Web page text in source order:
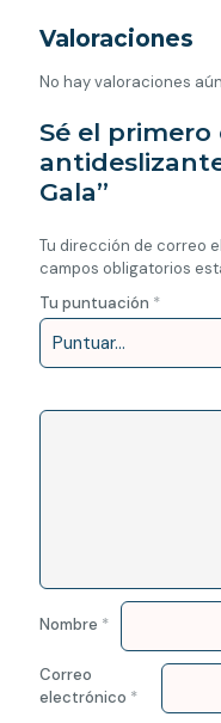
Valoraciones
No hay valoraciones
Sé el primero
Gala”
Tu dirección de correo
campos obligatorios
Tu puntuación *
Nombre *
Correo
electrónico *